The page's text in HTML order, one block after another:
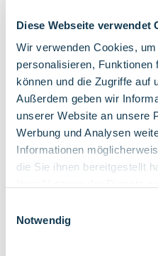
Diese Webseite verwendet
Wir verwenden Cookies,
personalisieren,
können und die Zugriffe auf
Außerdem geben wir
unserer Website an unsere
Werbung und Analysen
Informationen
die Sie ihnen bereitgestellt
Notwendig
Montag, 18. Mai 2026
PERLENGESCHICHTEN:
GOTTESDIENST MIT
Die Geschichtenraupe